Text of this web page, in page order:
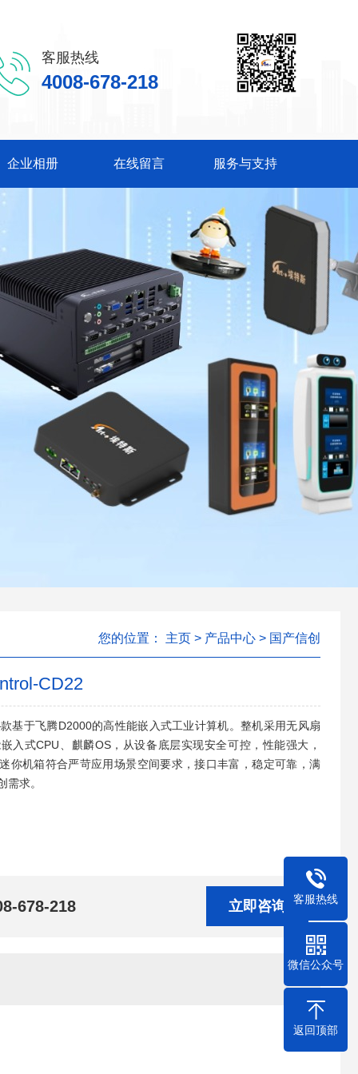
客服热线
4008-678-218
企业相册 在线留言 服务与支持
您的位置： 主页 > 产品中心 > 国产信创
CD22
基于飞腾D2000的高性能嵌入式工业计算机。整机采用无风扇
入式CPU、麒麟OS，从设备底层实现安全可控，性能强大，
你机箱符合严苛应用场景空间要求，接口丰富，稳定可靠，满
需求。
678-218 立即咨询 客服热线
微信公众号
返回顶部